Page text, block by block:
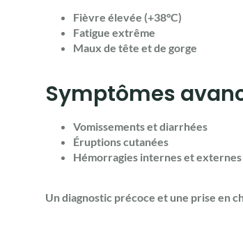
Fièvre élevée (+38°C)
Fatigue extrême
Maux de tête et de gorge
Symptômes
Vomissements et diarrhées
Éruptions cutanées
Hémorragies internes et externes
Un diagnostic précoce et une prise en